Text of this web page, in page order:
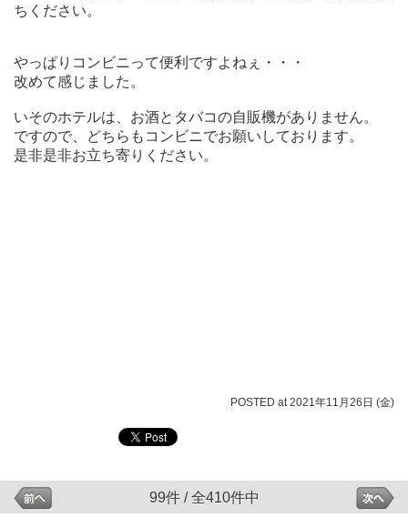
ちください。
やっぱりコンビニって便利ですよねぇ・・・
改めて感じました。
いそのホテルは、お酒とタバコの自販機がありません。
ですので、どちらもコンビニでお願いしております。
是非是非お立ち寄りください。
POSTED at 2021年11月26日 (金)
99件 / 全410件中